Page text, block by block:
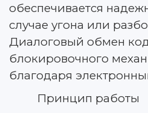
обеспечивается
случае угона или
Диалоговый обмен
блокировочного
благодаря
Принцип работы